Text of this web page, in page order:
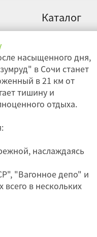
Каталог
насыщенного дня,
в Сочи станет
в 21 км от
тишину и
отдыха.
наслаждаясь
"Вагонное депо" и
в нескольких